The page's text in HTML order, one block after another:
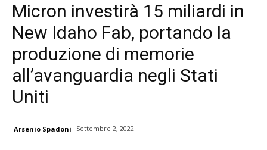
Micron investirà 15 miliardi in
New Idaho Fab, portando la
produzione di memorie
all’avanguardia negli Stati
Uniti
Arsenio Spadoni Settembre 2, 2022